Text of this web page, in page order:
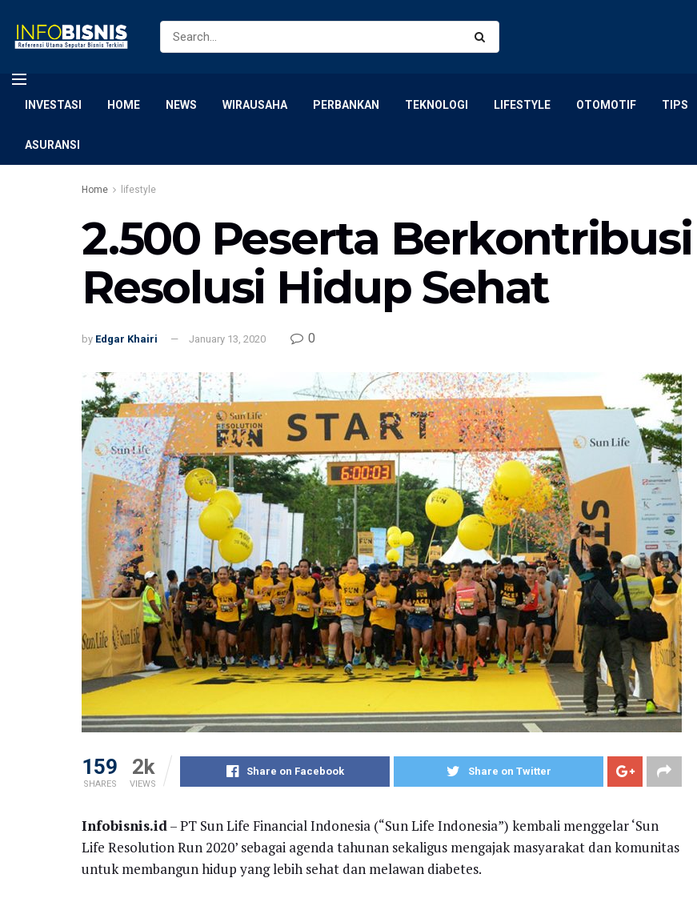
INVESTASI HOME NEWS WIRAUSAHA PERBANKAN TEKNOLOGI LIFESTYLE OTOMOTIF TIPS
ASURANSI
Home lifestyle
2.500 Peserta
Resolusi Hidup Sehat
by Edgar Khairi January 13, 2020 0
159
SHARES
2k
VIEWS
Share on Facebook Share on Twitter
Infobisnis.id– PT Sun Life Financial Indonesia (“Sun Life Indonesia”) kembali menggelar ‘Sun
Life Resolution Run 2020’ sebagai agenda tahunan sekaligus mengajak masyarakat dan komunitas
untuk membangun hidup yang lebih sehat dan melawan diabetes.